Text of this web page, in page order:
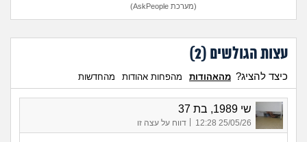
(מערכת AskPeople)
עצות הגולשים (2
)
כיצד להציג? מהאהודות מהפחות אהודות מהחדשות
שי 1989, בת 37
25/05/26 12:28 דווח על עצה זו